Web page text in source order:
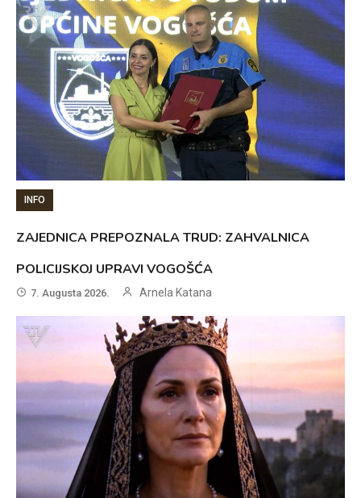
INFO
ZAJEDNICA PREPOZNALA TRUD: ZAHVALNICA
POLICIJSKOJ UPRAVI VOGOŠĆA
7. Augusta 2026. Arnela Katana